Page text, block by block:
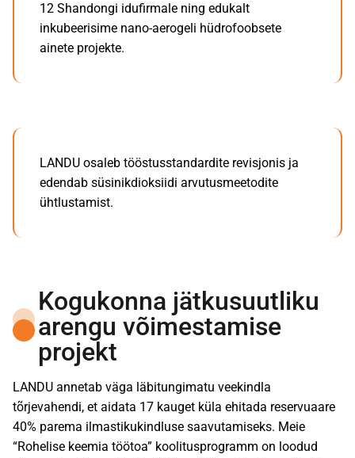
12 Shandongi idufirmale ning edukalt
inkubeerisime nano-aerogeli hüdrofoobsete
ainete projekte.
LANDU osaleb tööstusstandardite revisjonis ja
edendab süsinikdioksiidi arvutusmeetodite
ühtlustamist.
Kogukonna jätkusuutliku
arengu võimestamise
projekt
LANDU annetab väga läbitungimatu veekindla
tõrjevahendi, et aidata 17 kauget küla ehitada reservuaare
40% parema ilmastikukindluse saavutamiseks. Meie
“Rohelise keemia töötoa” koolitusprogramm on loodud